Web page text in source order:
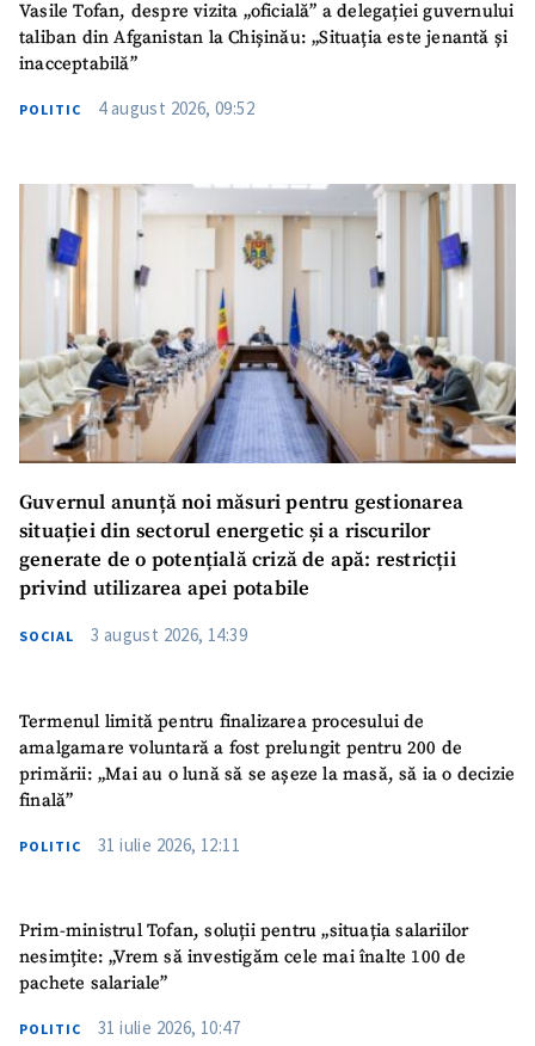
Vasile Tofan, despre vizita „oficială” a delegației guvernului
taliban din Afganistan la Chișinău: „Situația este jenantă și
inacceptabilă”
POLITIC 4 august 2026, 09:52
Guvernul anunță noi măsuri pentru gestionarea
situației din sectorul energetic și a riscurilor
generate de o potențială criză de apă: restricții
privind utilizarea apei potabile
SOCIAL 3 august 2026, 14:39
Termenul limită pentru finalizarea procesului de
amalgamare voluntară a fost prelungit pentru 200 de
primării: „Mai au o lună să se așeze la masă, să ia o decizie
finală”
POLITIC 31 iulie 2026, 12:11
Prim-ministrul Tofan, soluții pentru „situația salariilor
nesimțite: „Vrem să investigăm cele mai înalte 100 de
pachete salariale”
POLITIC 31 iulie 2026, 10:47